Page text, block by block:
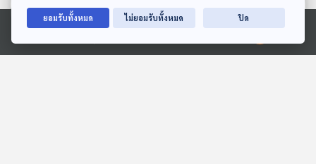
Ⓒ 2020 องค์การกระจายเสียงและแพร่ภาพสาธารณะแห่งประเทศไทย
ตอนที่เกี่ยวข้อง
ยอมรับทั้งหมด ไม่ยอมรับทั้งหมด ปิด